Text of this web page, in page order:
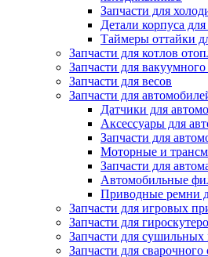
Запчасти для
Детали корпуса
Таймеры оттайки
Запчасти для котлов
Запчасти для
Запчасти для весов
Запчасти для
Датчики для
Аксессуары для
Запчасти для
Моторные и
Запчасти для
Автомобильные
Приводные ремни
Запчасти для игровых
Запчасти для
Запчасти для
Запчасти для